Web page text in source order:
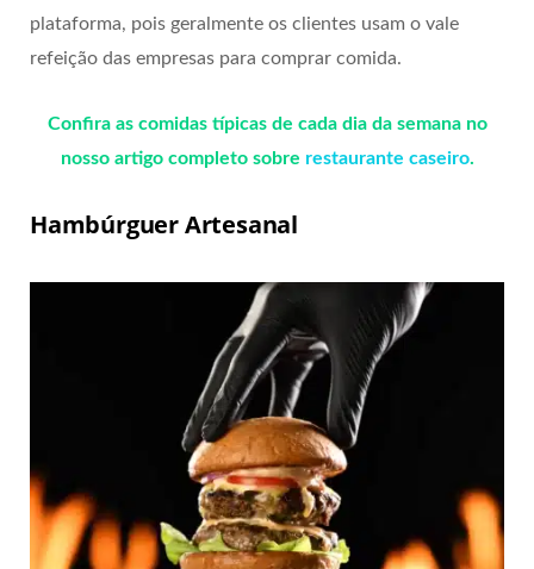
plataforma, pois geralmente os clientes usam o vale
refeição das empresas para comprar comida.
Confira as comidas típicas de cada dia da semana no
nosso artigo completo sobre restaurante caseiro.
Hambúrguer Artesanal